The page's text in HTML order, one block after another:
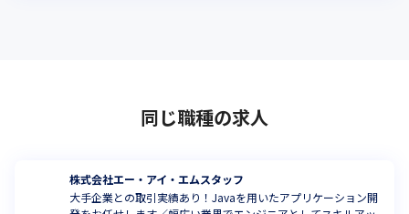
同じ職種の求人
株式会社エー・アイ・エムスタッフ
大手企業との取引実績あり！Javaを用いたアプリケーション開